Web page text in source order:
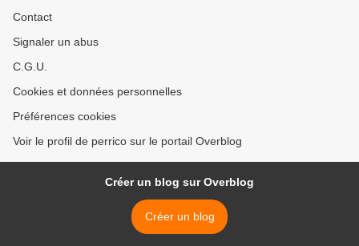
Contact
Signaler un abus
C.G.U.
Cookies et données personnelles
Préférences cookies
Voir le profil de perrico sur le portail Overblog
Créer un blog sur Overblog
Créer un blog